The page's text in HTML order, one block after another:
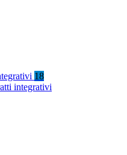
18
integrativi